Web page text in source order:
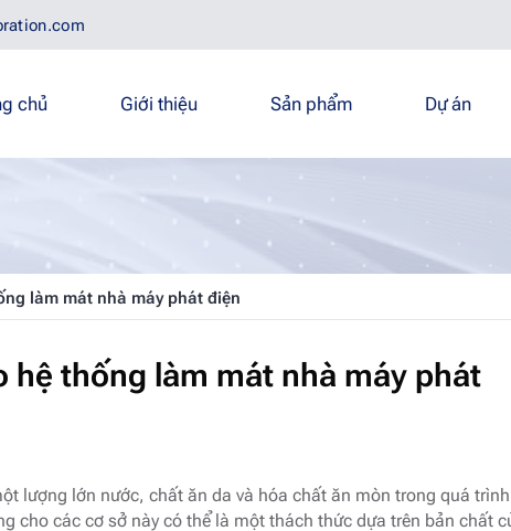
chủ Giới thiệu Sản phẩm Dự án
làm mát nhà máy phát điện
hệ thống làm mát nhà máy phát
lượng lớn nước, chất ăn da và hóa chất ăn mòn trong quá
cho các cơ sở này có thể là một thách thức dựa trên bản chất